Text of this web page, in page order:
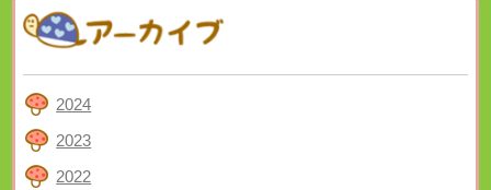
2024
2023
2022